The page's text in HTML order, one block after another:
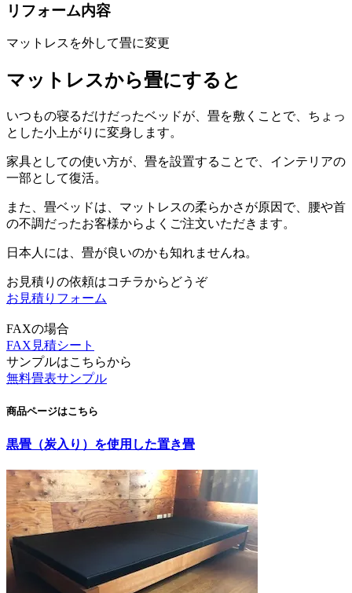
リフォーム内容
マットレスを外して畳に変更
マットレスから畳にすると
いつもの寝るだけだったベッドが、畳を敷くことで、ちょっ
とした小上がりに変身します。
家具としての使い方が、畳を設置することで、インテリアの
一部として復活。
また、畳ベッドは、マットレスの柔らかさが原因で、腰や首
の不調だったお客様からよくご注文いただきます。
日本人には、畳が良いのかも知れませんね。
お見積りの依頼はコチラからどうぞ
お見積りフォーム
FAXの場合
FAX見積シート
サンプルはこちらから
無料畳表サンプル
商品ページはこちら
黒畳（炭入り）を使用した置き畳